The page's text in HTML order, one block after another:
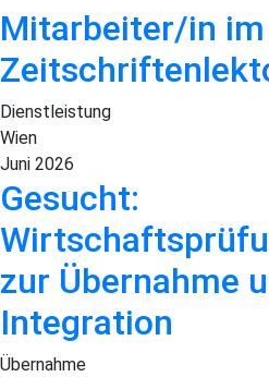
Mitarbeiter/in im
Dienstleistung
Wien
Juni 2026
Gesucht:
zur Übernahme
Integration
Übernahme